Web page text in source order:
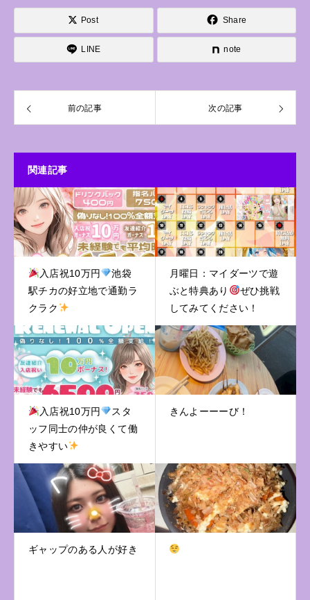
Post Share
LINE note
前の記事 次の記事
関連記事
入店祝10万円
池袋
駅チカの好立地で通勤ラ
クラク
月曜日：マイダーツで遊
ぶと特典あり
ぜひ挑戦
してみてください！
入店祝10万円
スタ
ッフ同士の仲が良くて働
きやすい
きんよーーーび！
ギャップのある人が好き